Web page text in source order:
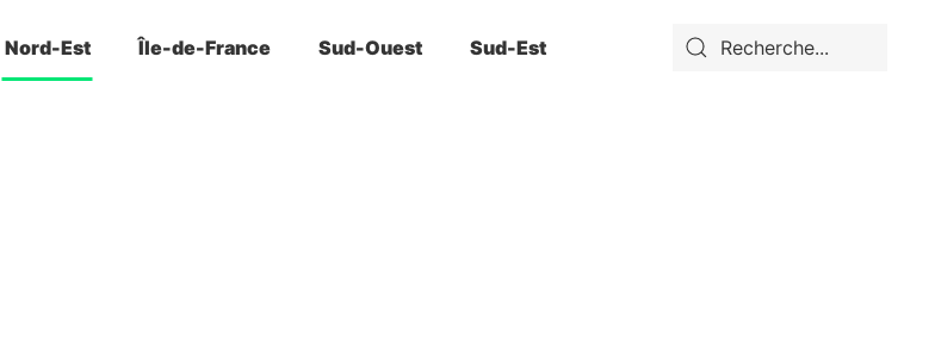
Nord-Est Île-de-France Sud-Ouest Sud-Est